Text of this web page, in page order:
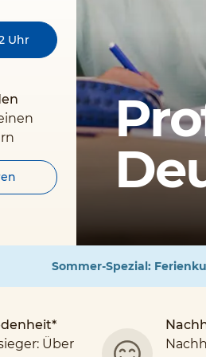
Uhr
Sommer-Spezial:
Über